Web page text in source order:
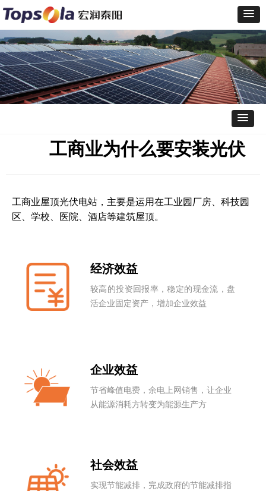
工商业为什么要安装光伏
工商业屋顶光伏电站，主要是运用在工业园厂房、科技园
区、学校、医院、酒店等建筑屋顶。
经济效益
较高的投资回报率，稳定的现金流，盘
活企业固定资产，增加企业效益
企业效益
节省峰值电费，余电上网销售，让企业
从能源消耗方转变为能源生产方
社会效益
实现节能减排，完成政府的节能减排指